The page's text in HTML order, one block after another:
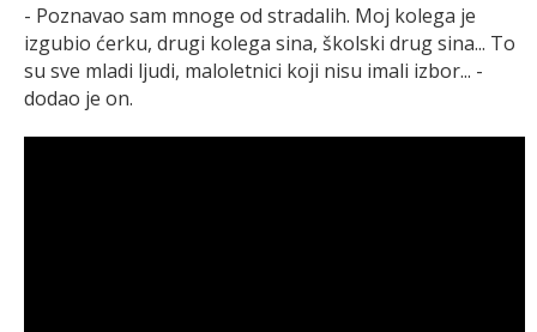
- Poznavao sam mnoge od stradalih. Moj kolega je
izgubio ćerku, drugi kolega sina, školski drug sina... To
su sve mladi ljudi, maloletnici koji nisu imali izbor... -
dodao je on.